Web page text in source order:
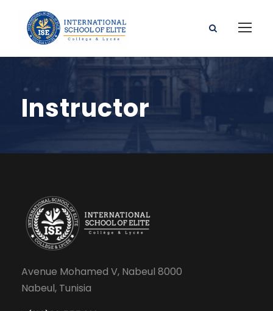
Instructor
Avenue Mohamed V, Nabeul 8000
Nabeul, Tunisia